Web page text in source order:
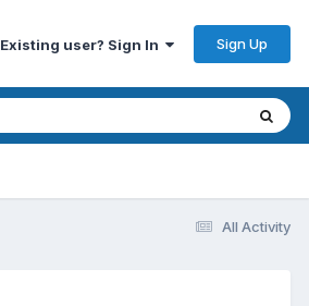
Existing user? Sign In Sign Up
All Activity